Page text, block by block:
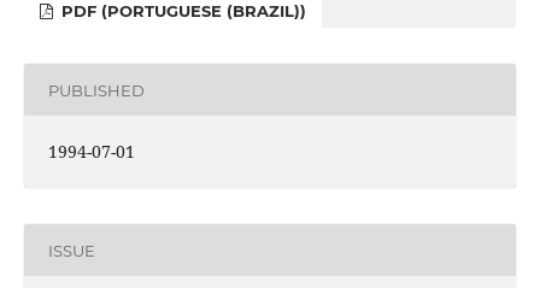
PDF (PORTUGUESE (BRAZIL))
PUBLISHED
1994-07-01
ISSUE